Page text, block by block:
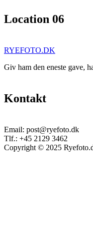
Location 06
RYEFOTO.DK
Giv ham den eneste gave,
Kontakt
Email: post@ryefoto.dk
Tlf.: +45 2129 3462
Copyright © 2025